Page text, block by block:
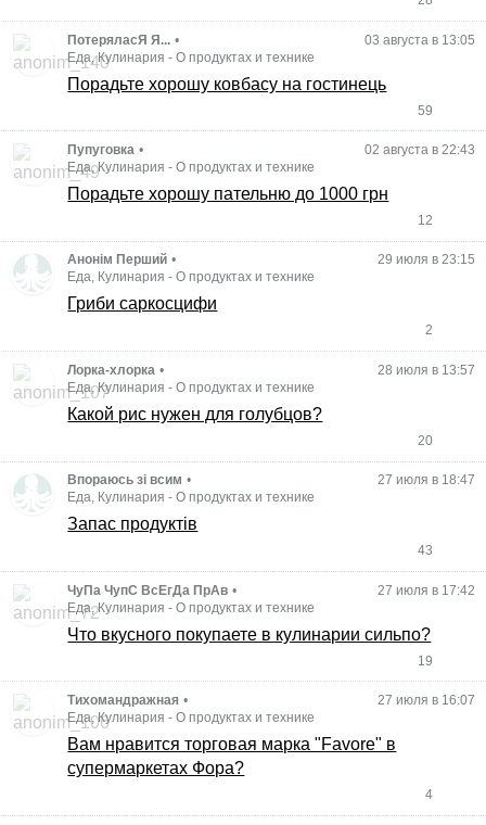
ПотеряласЯ Я... •
03 августа в 13:05
Еда, Кулинария -О продуктах и технике
Порадьте хорошу ковбасу на гостинець
59
Пупуговка •
02 августа в 22:43
Еда, Кулинария -О продуктах и технике
Порадьте хорошу пательню до 1000 грн
12
Анонім Перший •
29 июля в 23:15
Еда, Кулинария -О продуктах и технике
Гриби саркосцифи
2
Лорка-хлорка •
28 июля в 13:57
Еда, Кулинария -О продуктах и технике
Какой рис нужен для голубцов?
20
Впораюсь зі всим •
27 июля в 18:47
Еда, Кулинария -О продуктах и технике
Запас продуктів
43
ЧуПа ЧупС ВсЕгДа ПрАв •
27 июля в 17:42
Еда, Кулинария -О продуктах и технике
Что вкусного покупаете в кулинарии сильпо?
19
Тихомандражная •
27 июля в 16:07
Еда, Кулинария -О продуктах и технике
Вам нравится торговая марка "Favore" в
супермаркетах Фора?
4